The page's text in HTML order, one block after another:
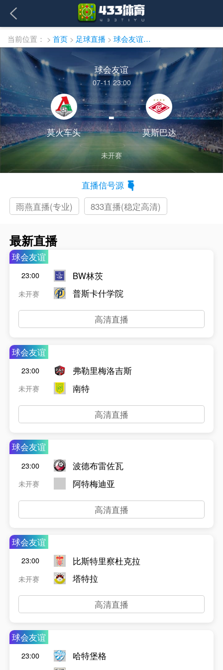
当前位置： > 首页 > 足球直播 > 球会友谊直播
球会友谊
07-11 23:00
莫火车头
-
莫斯巴达
未开赛
直播信号源
雨燕直播(专业)
833直播(稳定高清)
最新直播
球会友谊
23:00
未开赛
BW林茨
普斯卡什学院
高清直播
球会友谊
23:00
未开赛
弗勒里梅洛吉斯
南特
高清直播
球会友谊
23:00
未开赛
波德布雷佐瓦
阿特梅迪亚
高清直播
球会友谊
23:00
未开赛
比斯特里察杜克拉
塔特拉
高清直播
球会友谊
23:00
哈特堡格